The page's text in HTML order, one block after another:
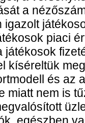
a
igazolt
piaci
játékosok
kíséreltük
és az
miatt nem is